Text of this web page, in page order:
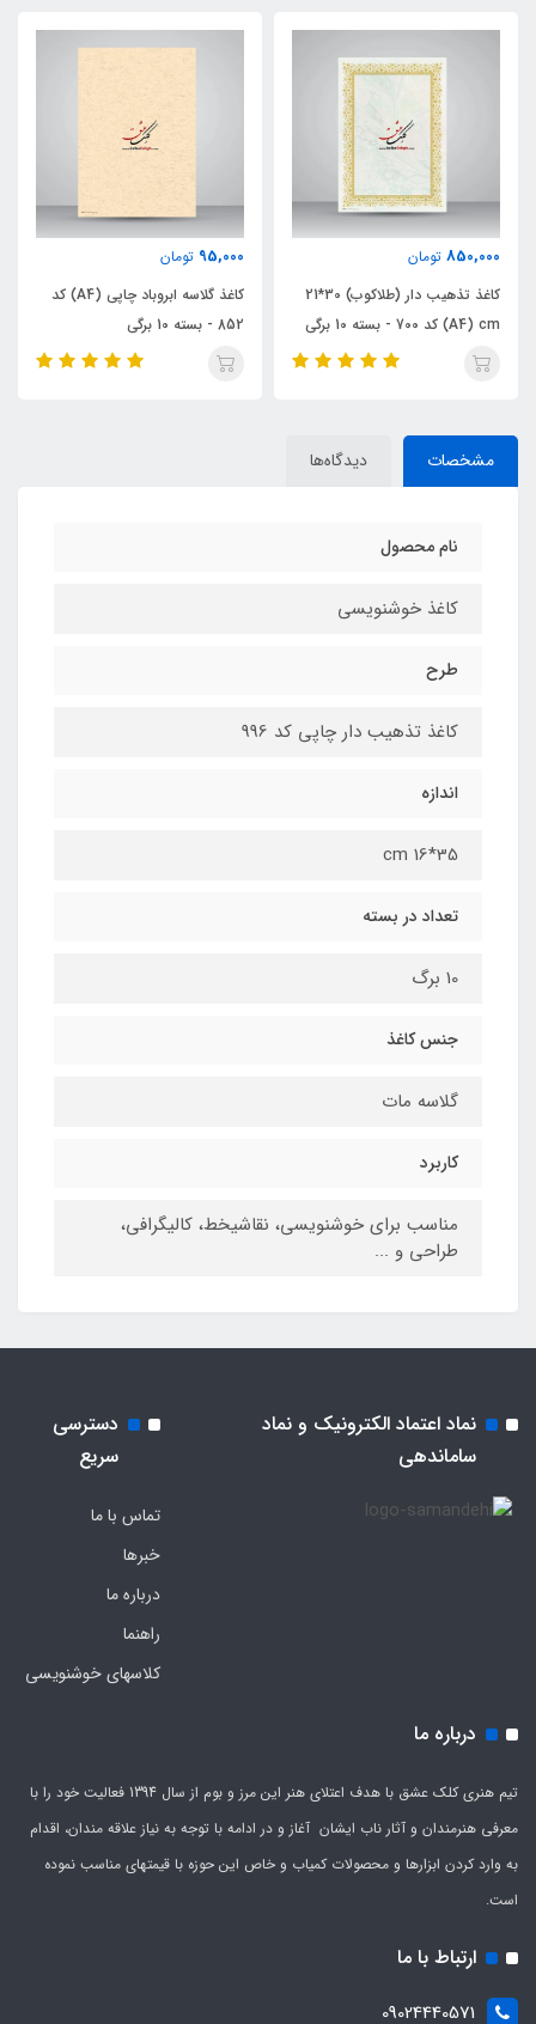
850,000 تومان
کاغذ تذهیب دار (طلاکوب) 30*21
A4) cm) کد 700 - بسته 10 برگی
95,000 تومان
کاغذ گلاسه ابروباد چاپی (A4) کد
852 - بسته 10 برگی
مشخصات دیدگاه‌ها
نام محصول
کاغذ خوشنویسی
طرح
کاغذ تذهیب دار چاپی کد 996
اندازه
35*16 cm
تعداد در بسته
10 برگ
جنس کاغذ
گلاسه مات
کاربرد
مناسب برای خوشنویسی، نقاشیخط، کالیگرافی،
طراحی و ...
نماد اعتماد الکترونیک و نماد
ساماندهی
دسترسی
سریع
تماس با ما
خبرها
درباره ما
راهنما
کلاسهای خوشنویسی
درباره ما
تیم هنری کلک عشق با هدف اعتلای هنر این مرز و بوم از سال 1394 فعالیت خود را با
معرفی هنرمندان و آثار ناب ایشان آغاز و در ادامه با توجه به نیاز علاقه مندان، اقدام
به وارد کردن ابزارها و محصولات کمیاب و خاص این حوزه با قیمتهای مناسب نموده
است.
ارتباط با ما
09024440571